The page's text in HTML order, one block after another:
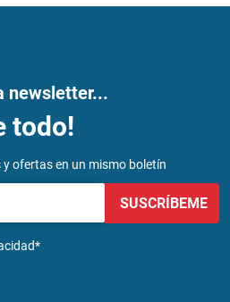
newsletter...
todo!
ofertas en un mismo boletín
SUSCRÍBEME